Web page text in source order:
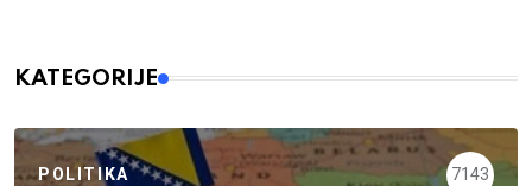
KATEGORIJE
POLITIKA 7143